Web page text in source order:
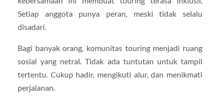
Setiap anggota punya peran, meski tidak selalu
disadari.
Bagi banyak orang, komunitas touring menjadi ruang
sosial yang netral. Tidak ada tuntutan untuk tampil
tertentu. Cukup hadir, mengikuti alur, dan menikmati
perjalanan.